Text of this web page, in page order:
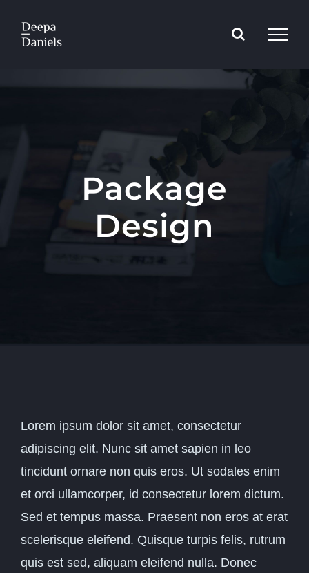
Package
Design
Lorem ipsum dolor sit amet, consectetur
adipiscing elit. Nunc sit amet sapien in leo
tincidunt ornare non quis eros. Ut sodales enim
et orci ullamcorper, id consectetur lorem dictum.
Sed et tempus massa. Praesent non eros at erat
scelerisque eleifend. Quisque turpis felis, rutrum
quis est sed, aliquam eleifend nulla. Donec